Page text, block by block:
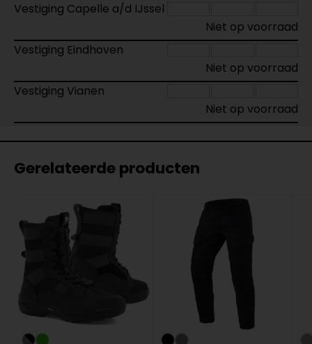
Vestiging Capelle a/d IJssel
Niet op voorraad
Vestiging Eindhoven
Niet op voorraad
Vestiging Vianen
Niet op voorraad
Gerelateerde producten